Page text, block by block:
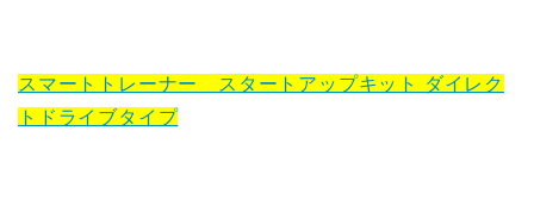
スマートトレーナー スタートアップキット ダイレク
トドライブタイプ